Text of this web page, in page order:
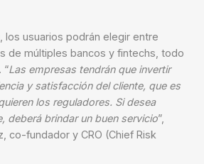
los usuarios podrán elegir entre
de múltiples bancos y fintechs, todo
“Las empresas tendrán que invertir
y satisfacción del cliente, que es
los reguladores. Si desea
deberá brindar un buen servicio”,
, co-fundador y CRO (Chief Risk